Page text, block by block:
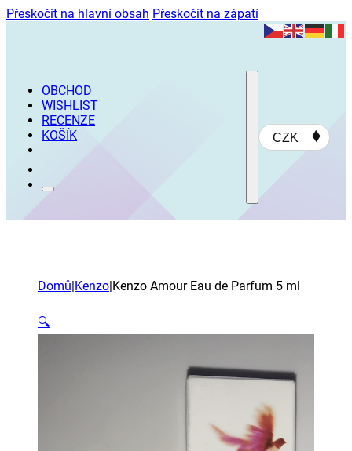
Přeskočit na hlavní obsah Přeskočit na zápatí
OBCHOD
WISHLIST
RECENZE
KOŠÍK
CZK
Domů|Kenzo|Kenzo Amour Eau de Parfum 5 ml
🔍